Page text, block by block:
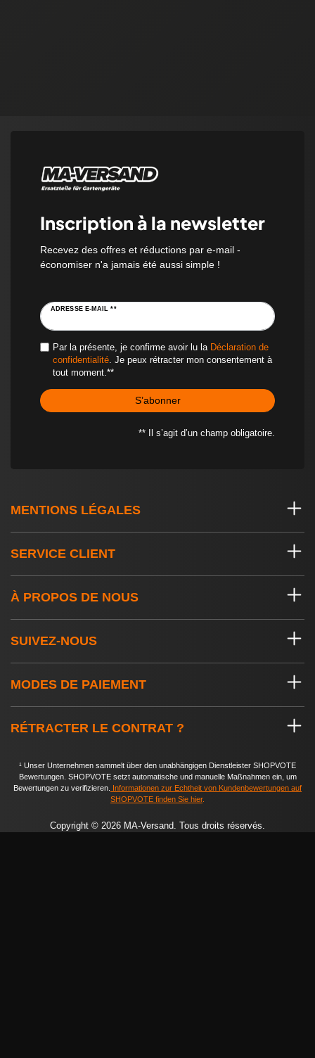
Inscription à la newsletter
Recevez des offres et réductions par e-mail -
économiser n'a jamais été aussi simple !
ADRESSE E-MAIL **
Par la présente, je confirme avoir lu la Déclaration de
confidentialité. Je peux rétracter mon consentement à
tout moment.**
S’abonner
** Il s’agit d’un champ obligatoire.
MENTIONS LÉGALES
SERVICE CLIENT
À PROPOS DE NOUS
SUIVEZ-NOUS
MODES DE PAIEMENT
RÉTRACTER LE CONTRAT ?
¹ Unser Unternehmen sammelt über den unabhängigen Dienstleister SHOPVOTE
Bewertungen. SHOPVOTE setzt automatische und manuelle Maßnahmen ein, um
Bewertungen zu verifizieren. Informationen zur Echtheit von Kundenbewertungen auf
SHOPVOTE finden Sie hier.
Copyright © 2026 MA-Versand. Tous droits réservés.